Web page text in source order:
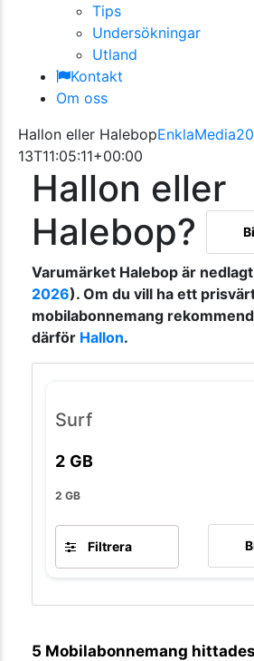
Tips
Undersökningar
Utland
Kontakt
Om oss
Hallon eller HalebopEnklaMedia20
13T11:05:11+00:00
Hallon eller
Halebop?
Varumärket Halebop är
2026). Om du vill ha ett
mobilabonnemang
därför Hallon.
Surf
2 GB
2 GB
Filtrera
5 Mobilabonnemang hittades